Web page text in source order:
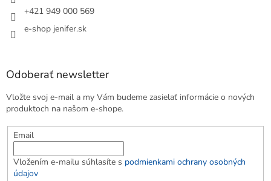
+421 949 000 569
e-shop jenifer.sk
Odoberať newsletter
Vložte svoj e-mail a my Vám budeme zasielať informácie o nových
produktoch na našom e-shope.
Email
Vložením e-mailu súhlasíte s podmienkami ochrany osobných
údajov